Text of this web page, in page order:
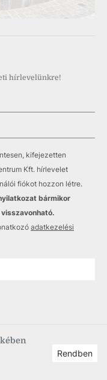
Rendben
hírlevelünkre!
kifejezetten
Kft. hírlevelet
fiókot hozzon létre.
bármikor
adatkezelési
fmc.hu